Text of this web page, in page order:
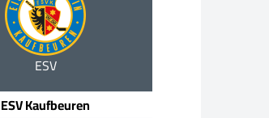
ESV
ESV Kaufbeuren